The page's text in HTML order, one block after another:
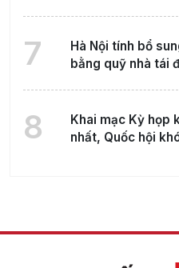
7
Hà Nội tính bổ
bằng quỹ nhà tái
8
Khai mạc Kỳ họp
nhất, Quốc hội